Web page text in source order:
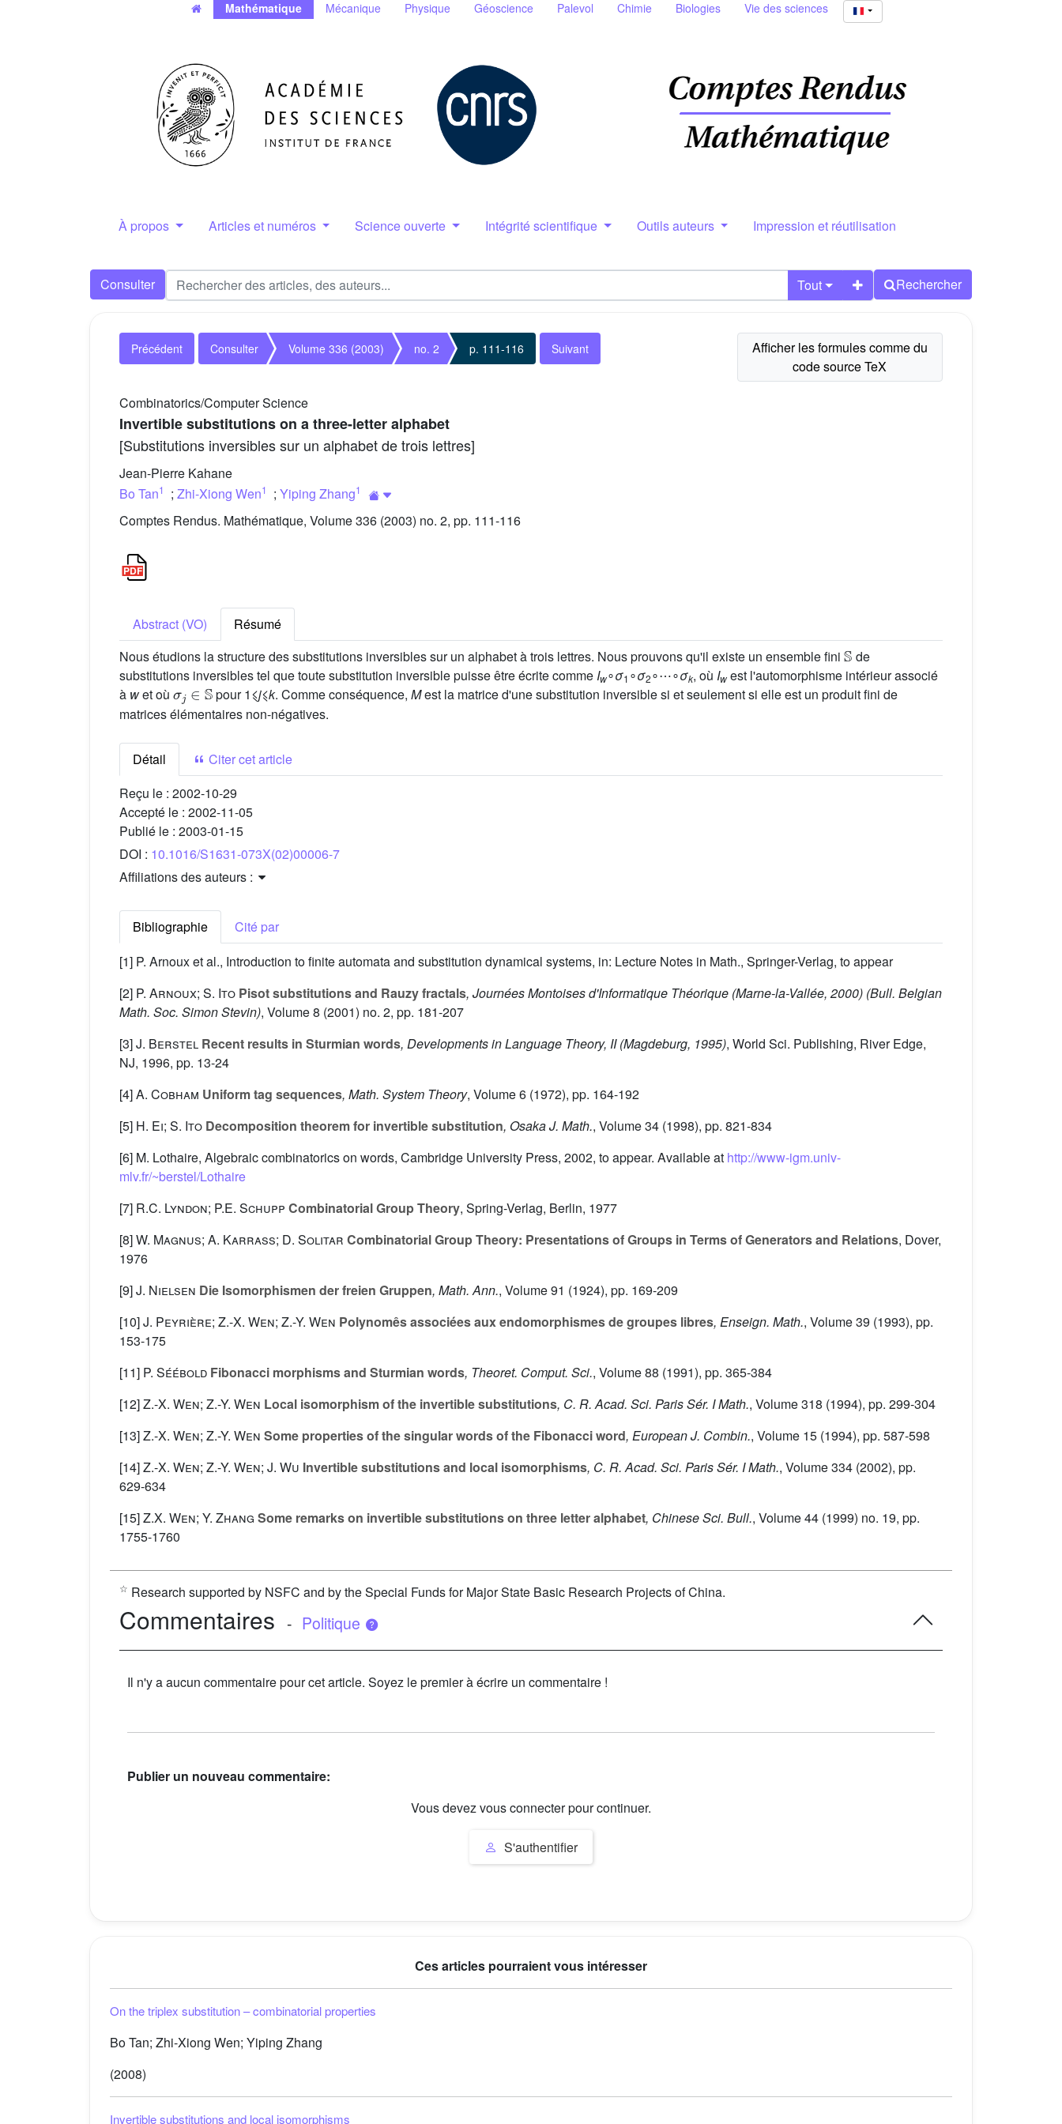
Mathématique Mécanique Physique Géoscience Palevol Chimie Biologies Vie des sciences
À propos Articles et numéros Science ouverte Intégrité scientifique Outils auteurs Impression et réutilisation
Consulter Tout Rechercher
Précédent Consulter Volume 336 (2003) no. 2 p. 111-116 Suivant
Combinatorics/Computer Science
Invertible substitutions on a three-letter alphabet
[Substitutions inversibles sur un alphabet de trois lettres]
Jean-Pierre Kahane
Bo Tan1 ; Zhi-Xiong Wen1 ; Yiping Zhang1
Comptes Rendus. Mathématique, Volume 336 (2003) no. 2, pp. 111-116
Abstract (VO)
Résumé
Nous étudions la structure des substitutions inversibles sur un alphabet à trois lettres. Nous prouvons qu'il existe un ensemble fini
𝕊
de
substitutions inversibles tel que toute substitution inversible puisse être écrite comme Iw∘σ1 ∘σ2∘⋯∘σk, où Iw est l'automorphisme intérieur associé
à wet où
σj∈𝕊
pour 1⩽j⩽k. Comme conséquence,Mest la matrice d'une substitution inversible si et seulement si elle est un produit fini de
matrices élémentaires non-négatives.
Détail
Citer cet article
Reçu le : 2002-10-29
Accepté le : 2002-11-05
Publié le : 2003-01-15
DOI : 10.1016/S1631-073X(02)00006-7
Affiliations des auteurs :
Bibliographie
Cité par
[1] P. Arnoux et al., Introduction to finite automata and substitution dynamical systems, in: Lecture Notes in Math., Springer-Verlag, to appear
[2] P. Arnoux; S. Ito Pisot substitutions and Rauzy fractals, Journées Montoises d'Informatique Théorique (Marne-la-Vallée, 2000) (Bull. Belgian
Math. Soc. Simon Stevin), Volume 8 (2001) no. 2, pp. 181-207
[3]J. Berstel Recent results in Sturmian words, Developments in Language Theory, II (Magdeburg, 1995), World Sci. Publishing, River Edge,
NJ, 1996, pp. 13-24
[4]A. Cobham Uniform tag sequences, Math. System Theory, Volume 6 (1972), pp. 164-192
[5] H. Ei; S. Ito Decomposition theorem for invertible substitution, Osaka J. Math., Volume 34 (1998), pp. 821-834
[6] M. Lothaire, Algebraic combinatorics on words, Cambridge University Press, 2002, to appear. Available at http://www-igm.univ-
mlv.fr/~berstel/Lothaire
[7] R.C. Lyndon; P.E. Schupp Combinatorial Group Theory, Spring-Verlag, Berlin, 1977
[8]W. Magnus; A. Karrass; D. Solitar Combinatorial Group Theory: Presentations of Groups in Terms of Generators and Relations, Dover,
1976
[9]J. Nielsen Die Isomorphismen der freien Gruppen, Math. Ann., Volume 91 (1924), pp. 169-209
[10]J. Peyrière; Z.-X. Wen; Z.-Y. Wen Polynomês associées aux endomorphismes de groupes libres, Enseign. Math., Volume 39 (1993), pp.
153-175
[11] P. Séébold Fibonacci morphisms and Sturmian words, Theoret. Comput. Sci., Volume 88 (1991), pp. 365-384
[12]Z.-X. Wen; Z.-Y. Wen Local isomorphism of the invertible substitutions, C. R. Acad. Sci. Paris Sér. I Math., Volume 318 (1994), pp. 299-304
[13]Z.-X. Wen; Z.-Y. Wen Some properties of the singular words of the Fibonacci word, European J. Combin., Volume 15 (1994), pp. 587-598
[14]Z.-X. Wen; Z.-Y. Wen; J. Wu Invertible substitutions and local isomorphisms, C. R. Acad. Sci. Paris Sér. I Math., Volume 334 (2002), pp.
629-634
[15]Z.X. Wen; Y. Zhang Some remarks on invertible substitutions on three letter alphabet, Chinese Sci. Bull., Volume 44 (1999) no. 19, pp.
1755-1760
☆ Research supported by NSFC and by the Special Funds for Major State Basic Research Projects of China.
Commentaires - Politique
Il n'y a aucun commentaire pour cet article. Soyez le premier à écrire un commentaire !
Publier un nouveau commentaire:
Vous devez vous connecter pour continuer.
S'authentifier
Ces articles pourraient vous intéresser
On the triplex substitution – combinatorial properties
Bo Tan; Zhi-Xiong Wen; Yiping Zhang
(2008)
Invertible substitutions and local isomorphisms